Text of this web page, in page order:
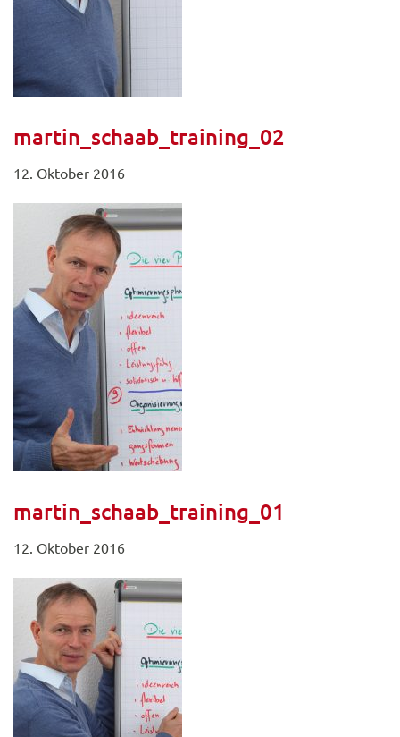
martin_schaab_training_02
12. Oktober 2016
martin_schaab_training_01
12. Oktober 2016